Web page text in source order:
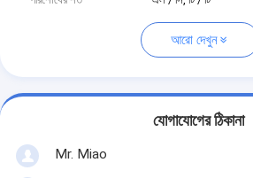
আরো দেখুন
যোগাযোগের ঠিকানা
Mr. Miao